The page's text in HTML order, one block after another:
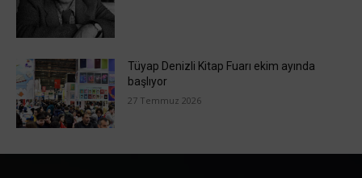
Tüyap Denizli Kitap Fuarı ekim ayında
başlıyor
27 Temmuz 2026